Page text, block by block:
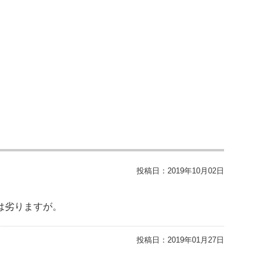
投稿日： 2019年10月02日
りますが。
投稿日： 2019年01月27日